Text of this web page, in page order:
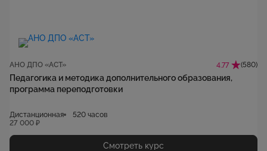
АНО ДПО «АСТ» 4.77 (580)
Педагогика и методика дополнительного образования,
программа переподготовки
Дистанционная
520 часов
27 000 ₽
Смотреть курс